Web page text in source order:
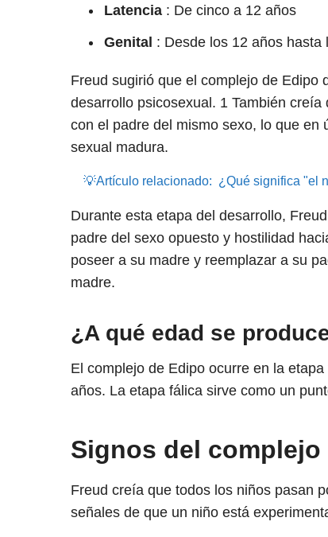
Latencia: De cinco a 12 años
Genital : Desde los 12 años hasta
Freud sugirió que el complejo de Edipo
desarrollo psicosexual. 1 También creía
con el padre del mismo sexo, lo que en
sexual madura.
💡Artículo relacionado: ¿Qué significa "el
Durante esta etapa del desarrollo,
padre del sexo opuesto y hostilidad
poseer a su madre y reemplazar a su
madre.
¿A qué edad se
El complejo de Edipo ocurre en la
años. La etapa fálica sirve como un
Signos del complejo
Freud creía que todos los niños pasan
señales de que un niño está